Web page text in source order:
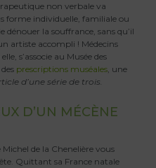
non verbale va
forme individuelle, familiale ou
la souffrance, sans qu’il
artiste accompli ! Médecins
s’associe au Musée des
prescriptions muséales, une
d’une série de trois.
D’UN MÉCÈNE
de la Chenelière vous
Quittant sa France natale